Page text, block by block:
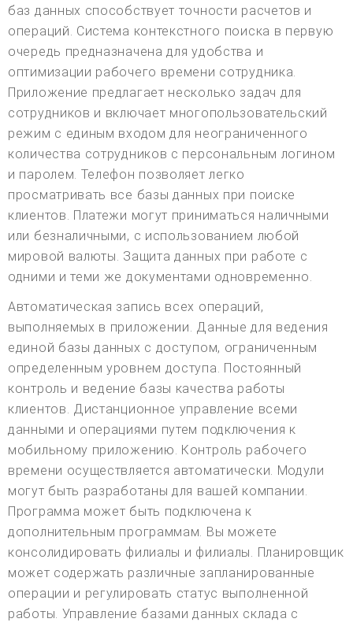
баз данных способствует точности расчетов и
операций. Система контекстного поиска в первую
очередь предназначена для удобства и
оптимизации рабочего времени сотрудника.
Приложение предлагает несколько задач для
сотрудников и включает многопользовательский
режим с единым входом для неограниченного
количества сотрудников с персональным логином
и паролем. Телефон позволяет легко
просматривать все базы данных при поиске
клиентов. Платежи могут приниматься наличными
или безналичными, с использованием любой
мировой валюты. Защита данных при работе с
одними и теми же документами одновременно.
Автоматическая запись всех операций,
выполняемых в приложении. Данные для ведения
единой базы данных с доступом, ограниченным
определенным уровнем доступа. Постоянный
контроль и ведение базы качества работы
клиентов. Дистанционное управление всеми
данными и операциями путем подключения к
мобильному приложению. Контроль рабочего
времени осуществляется автоматически. Модули
могут быть разработаны для вашей компании.
Программа может быть подключена к
дополнительным программам. Вы можете
консолидировать филиалы и филиалы. Планировщик
может содержать различные запланированные
операции и регулировать статус выполненной
работы. Управление базами данных склада с